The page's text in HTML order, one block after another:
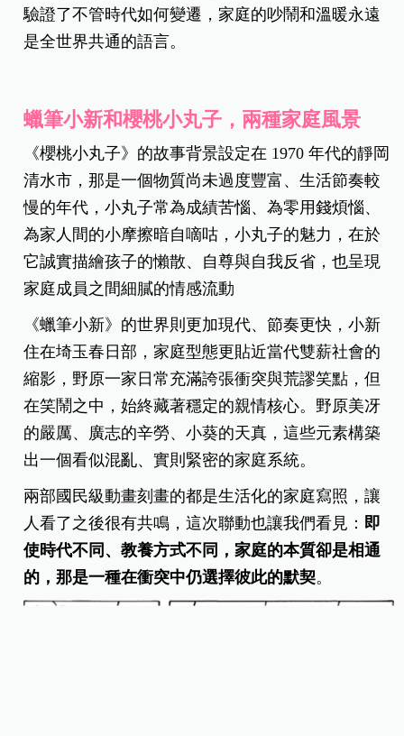
驗證了不管時代如何變遷，家庭的吵鬧和溫暖永遠
是全世界共通的語言。
蠟筆小新和櫻桃小丸子，兩種家庭風景
《櫻桃小丸子》的故事背景設定在 1970 年代的靜岡
清水市，那是一個物質尚未過度豐富、生活節奏較
慢的年代，小丸子常為成績苦惱、為零用錢煩惱、
為家人間的小摩擦暗自嘀咕，小丸子的魅力，在於
它誠實描繪孩子的懶散、自尊與自我反省，也呈現
家庭成員之間細膩的情感流動
《蠟筆小新》的世界則更加現代、節奏更快，小新
住在埼玉春日部，家庭型態更貼近當代雙薪社會的
縮影，野原一家日常充滿誇張衝突與荒謬笑點，但
在笑鬧之中，始終藏著穩定的親情核心。野原美冴
的嚴厲、廣志的辛勞、小葵的天真，這些元素構築
出一個看似混亂、實則緊密的家庭系統。
兩部國民級動畫刻畫的都是生活化的家庭寫照，讓
人看了之後很有共鳴，這次聯動也讓我們看見： 即
使時代不同、教養方式不同，家庭的本質卻是相通
的，那是一種在衝突中仍選擇彼此的默契。